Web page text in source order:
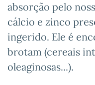
absorção pelo
cálcio e zinco
ingerido. Ele é
brotam (cereais
oleaginosas...).